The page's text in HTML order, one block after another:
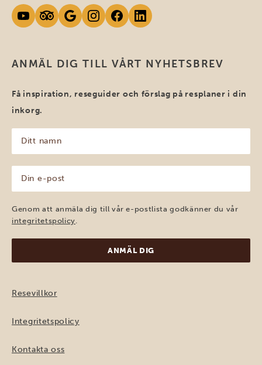
ANMÄL DIG TILL VÅRT NYHETSBREV
Få inspiration, reseguider och förslag på resplaner i din
inkorg.
namn
(Obligatoriskt)
post
(Obligatoriskt)
Genom att anmäla dig till vår e-postlista godkänner du vår
integritetspolicy
Resevillkor
Integritetspolicy
Kontakta oss